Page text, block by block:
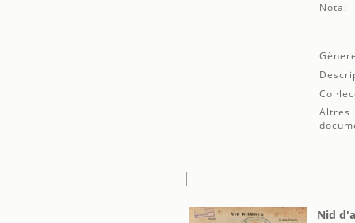
Nota:
Altres
Nid